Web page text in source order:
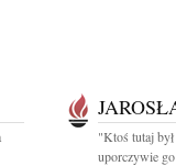
"Ktoś tutaj
uporczywie